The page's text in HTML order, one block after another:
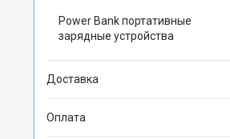
Power Bank портативные
зарядные устройства
Доставка
Оплата